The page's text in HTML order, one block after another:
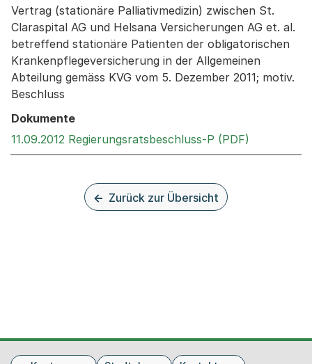
Vertrag (stationäre Palliativmedizin) zwischen St.
Claraspital AG und Helsana Versicherungen AG et. al.
betreffend stationäre Patienten der obligatorischen
Krankenpflegeversicherung in der Allgemeinen
Abteilung gemäss KVG vom 5. Dezember 2011; motiv.
Beschluss
Dokumente
11.09.2012 Regierungsratsbeschluss-P (PDF)
Zurück zur Übersicht